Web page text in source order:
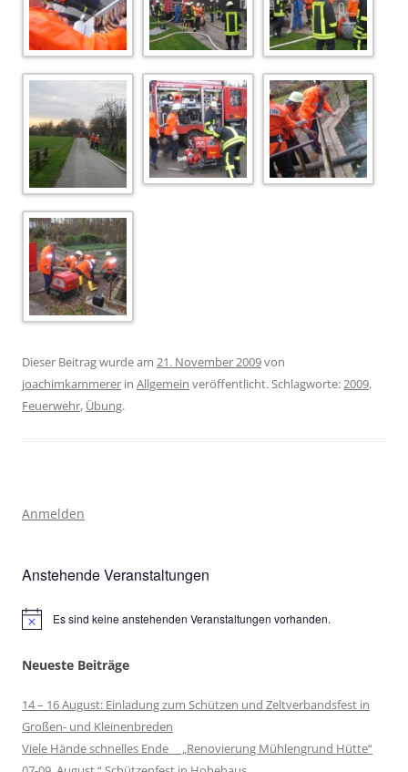
Dieser Beitrag wurde am 21. November 2009von
joachimkammerer in Allgemein veröffentlicht. Schlagworte:2009,
Feuerwehr, Übung.
Anmelden
Anstehende Veranstaltungen
HinweisEs sind keine anstehenden Veranstaltungen vorhanden.
Neueste Beiträge
14 – 16 August: Einladung zum Schützen und Zeltverbandsfest in
Großen- und Kleinenbreden
Viele Hände schnelles Ende „Renovierung Mühlengrund Hütte“